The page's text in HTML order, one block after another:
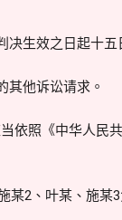
生效之日起十五
其他诉讼请求。
依照《中华人民
2、叶某、施某